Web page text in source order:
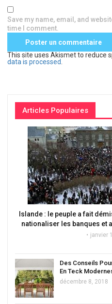
Save my name, email, and
time I comment.
This site uses Akismet to reduce
data is processed
Articles Populaires
Islande : le peuple a fait
nationaliser les banques et
janvier
Des Conseils
En Teck
décembre 8, 2018